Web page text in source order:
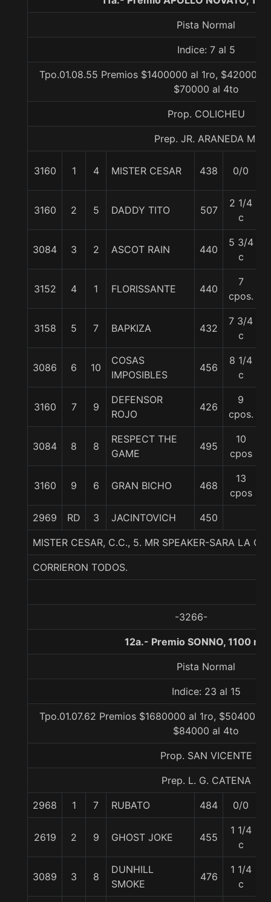
Pista Normal
Indice: 7 al 5
Tpo.01.08.55 Premios $1400000 al 1ro, $420000
$70000 al 4to
Prop. COLICHEU
Prep. JR. ARANEDA M.
3160 1 4 MISTER CESAR 438 0/0
3160 2 5 DADDY TITO 507
2 1/4
c
3084 3 2 ASCOT RAIN 440
5 3/4
c
3152 4 1 FLORISSANTE 440
7
cpos.
3158 5 7 BAPKIZA 432
7 3/4
c
3086 6 10
COSAS
IMPOSIBLES
456
8 1/4
c
3160 7 9
DEFENSOR
ROJO
426
9
cpos.
3084 8 8
RESPECT THE
GAME
495
10
cpos
3160 9 6 GRAN BICHO 468
13
cpos
2969 RD 3 JACINTOVICH 450
MISTER CESAR, C.C., 5. MR SPEAKER-SARA LA
CORRIERON TODOS.
-3266-
12a.- Premio SONNO, 1100
Pista Normal
Indice: 23 al 15
Tpo.01.07.62 Premios $1680000 al 1ro, $504000
$84000 al 4to
Prop. SAN VICENTE
Prep. L. G. CATENA
2968 1 7 RUBATO 484 0/0
2619 2 9 GHOST JOKE 455
1 1/4
c
3089 3 8
DUNHILL
SMOKE
476
1 1/4
c